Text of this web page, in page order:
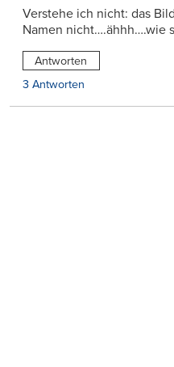
Verstehe ich nicht: das
Namen nicht….ähhh….wie
Antworten
3 Antworten